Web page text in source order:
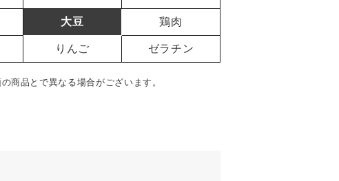
大豆 鶏肉
りんご ゼラチン
商品とで異なる場合がございます。